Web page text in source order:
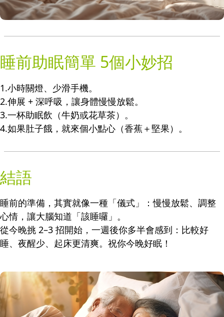
睡前助眠簡單 5個小妙招
1.小時關燈、少滑手機。
2.伸展 + 深呼吸，讓身體慢慢放鬆。
3.一杯助眠飲（牛奶或花草茶）。
4.如果肚子餓，就來個小點心（香蕉＋堅果）。
結語
睡前的準備，其實就像一種「儀式」：慢慢放鬆、調整
心情，讓大腦知道「該睡囉」。
從今晚挑 2–3 招開始，一週後你多半會感到：比較好
睡、夜醒少、起床更清爽。祝你今晚好眠！